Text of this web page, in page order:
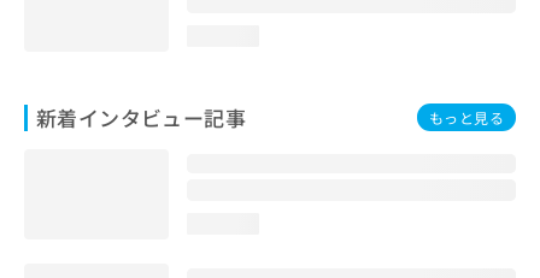
新着インタビュー記事 もっと見る